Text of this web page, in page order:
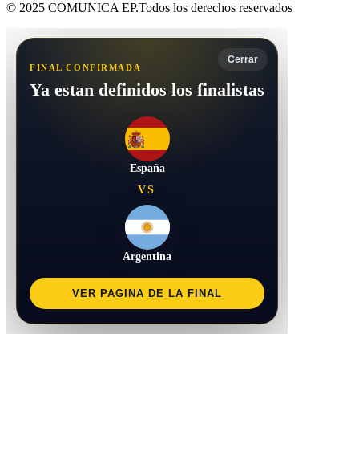
© 2025 COMUNICA EP.Todos los derechos reservados
Cerrar
FINAL CONFIRMADA
Ya estan definidos los finalistas
España
VS
Argentina
VER PAGINA DE LA FINAL